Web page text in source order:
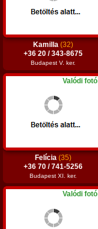
Kamilla (32)
+36 20 / 343-8675
Budapest V. ker.
Valódi fotó
Felícia (35)
+36 70 / 741-5256
Budapest XI. ker.
Valódi fotó